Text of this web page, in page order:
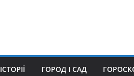
ІСТОРІЇ ГОРОД І САД